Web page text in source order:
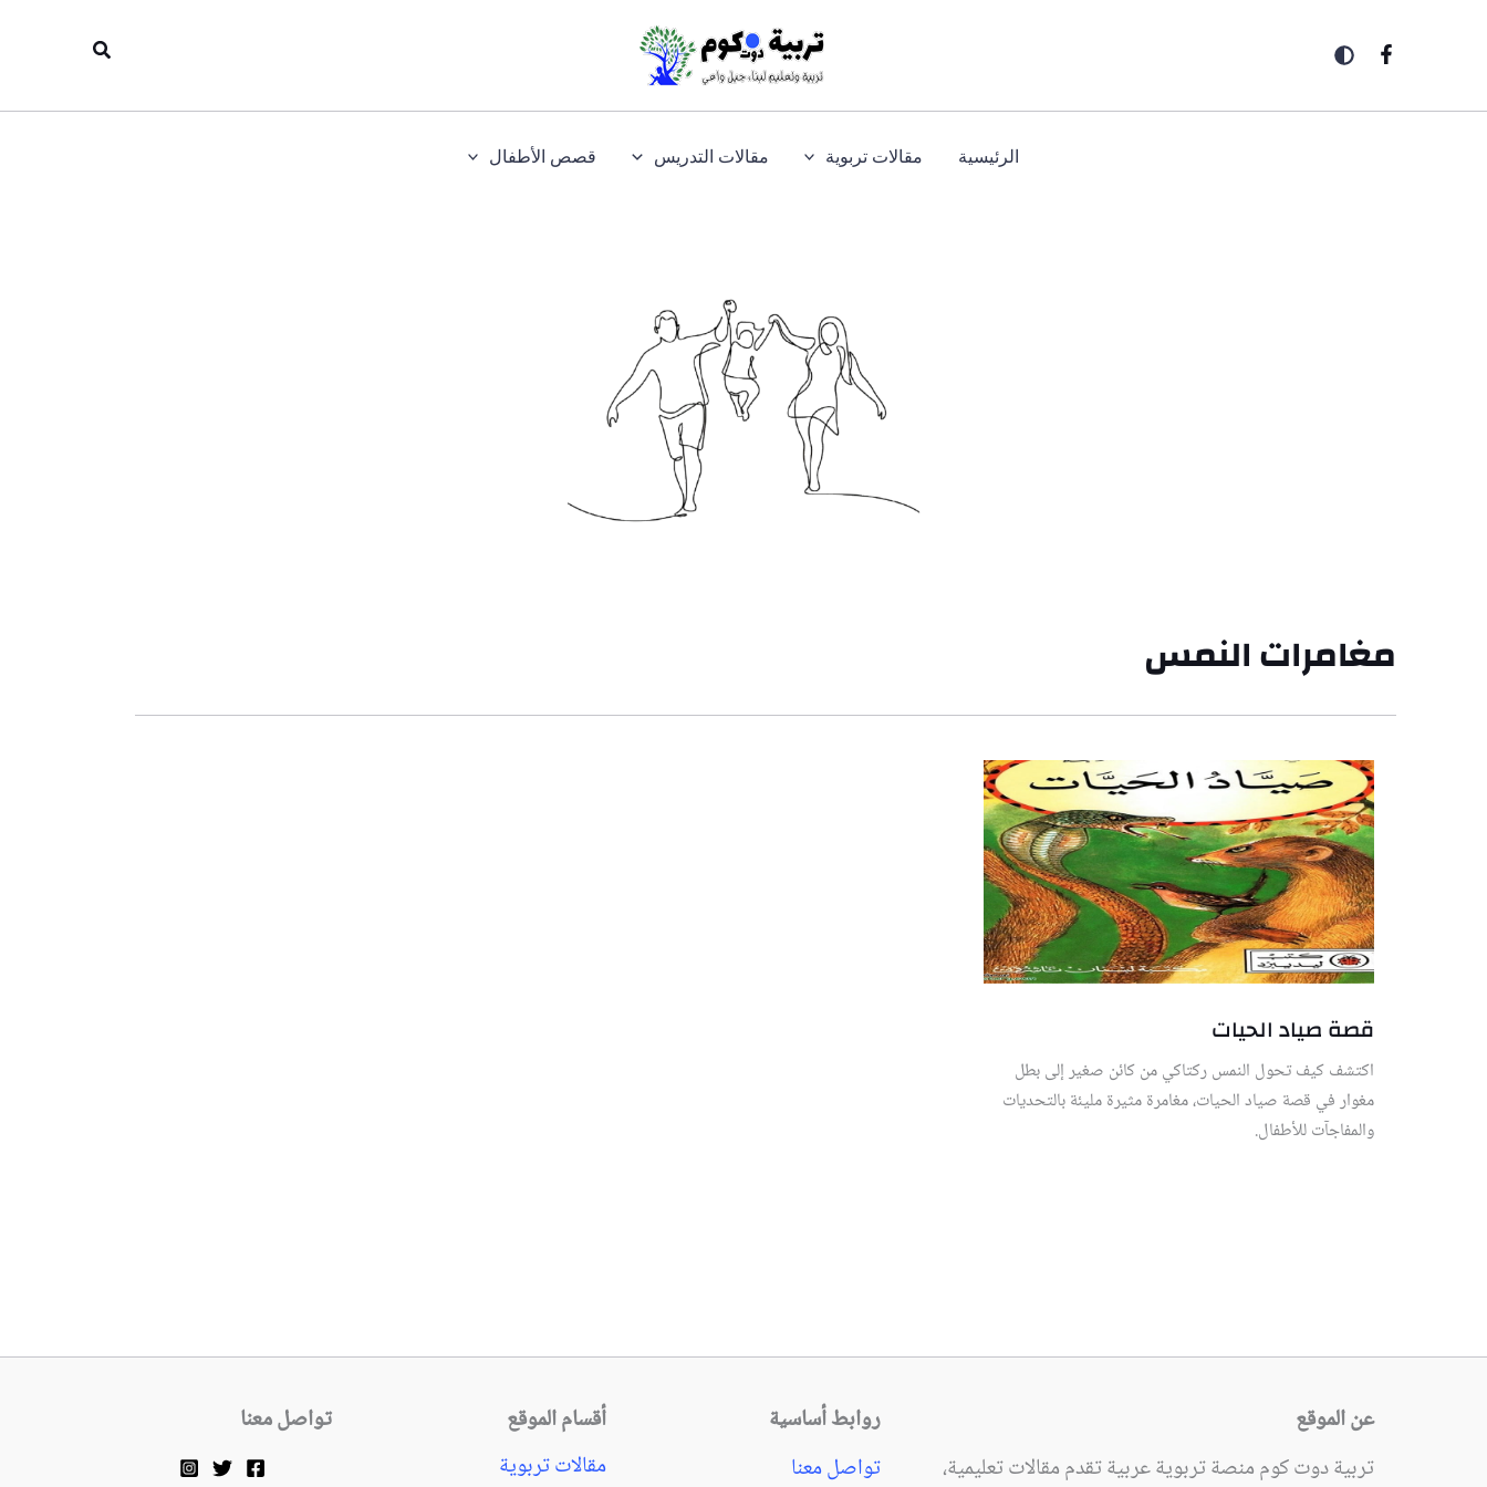
الرئيسية مقالات تربوية مقالات التدريس قصص الأطفال
مغامرات النمس
قصة صياد الحيات
اكتشف كيف تحول النمس ركتاكي من كائن صغير إلى بطل
مغوار في قصة صياد الحيات، مغامرة مثيرة مليئة بالتحديات
والمفاجآت للأطفال.
عن الموقع
تربية دوت كوم منصة تربوية عربية تقدم مقالات تعليمية،
روابط أساسية
تواصل معنا
أقسام الموقع
مقالات تربوية
تواصل معنا